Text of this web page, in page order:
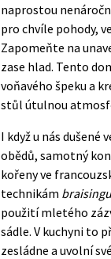
naprostou
pro chvíle pohody,
Zapomeňte na
zase hlad. Tento
voňavého špeku a
stůl útulnou
I když u nás
obědů, samotný
kořeny ve
technikám braisingu
použití mletého
sádle. V kuchyni to
zesládne a uvolní